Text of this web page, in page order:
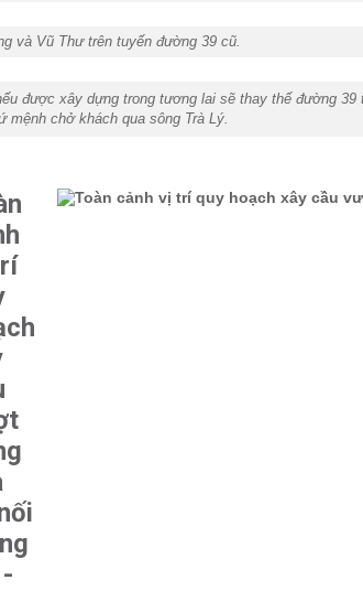
và Vũ Thư trên tuyến đường 39 cũ.
được xây dựng trong tương lai sẽ thay thế đường
mệnh chở khách qua sông Trà Lý.